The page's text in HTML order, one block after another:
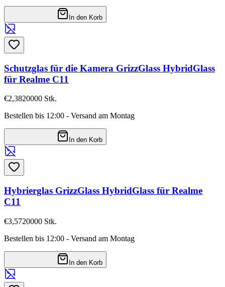
In den Korb
Schutzglas für die Kamera GrizzGlass HybridGlass
für Realme C11
€2,3820000 Stk.
Bestellen bis 12:00 - Versand am Montag
In den Korb
Hybrierglas GrizzGlass HybridGlass für Realme
C11
€3,5720000 Stk.
Bestellen bis 12:00 - Versand am Montag
In den Korb